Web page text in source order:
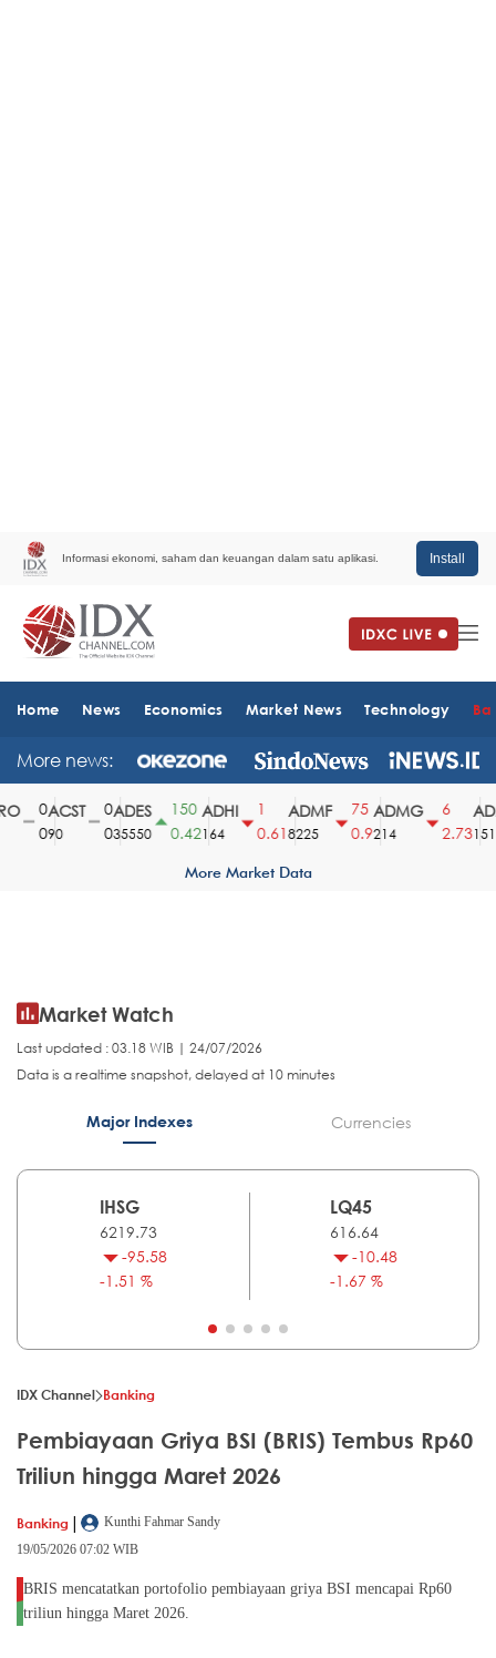
Informasi ekonomi, saham dan keuangan dalam satu aplikasi. Install
Home News Economics Market News Technology
More news:
ACST
90
ADES
35550
150
0.42
ADHI
164
0.61
ADMF
8225
75
0.9
ADMG
214
2.731510
More Market Data
Market Watch
Last updated : 03.18 WIB | 24/07/2026
Data is a realtime snapshot, delayed at 10 minutes
Major Indexes Currencies
IHSG
6219.73
-95.58
-1.51 %
LQ45
616.64
-10.48
-1.67 %
IDX Channel Banking
Pembiayaan Griya BSI (BRIS) Tembus Rp60
Triliun hingga Maret 2026
Banking |
Kunthi Fahmar Sandy
19/05/2026 07:02 WIB
BRIS mencatatkan portofolio pembiayaan griya BSI mencapai Rp60
triliun hingga Maret 2026.